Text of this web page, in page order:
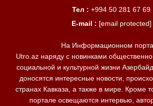
Тел : +994 50 281 67 69
E-mail : [email protected]
На Информационном
Utro.az наряду с новинками
социальной и культурной жизни
доносятся интересные новости,
странах Кавказа, а также в мире. Кроме
портале освещаются интервью,